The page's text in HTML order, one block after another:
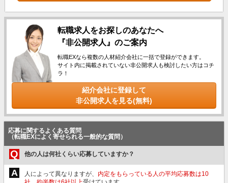
転職求人をお探しのあなたへ
『非公開求人』のご案内
転職EXなら複数の人材紹介会社に一括で登録ができます。
サイト内に掲載されていない非公開求人も検討したい方はコチ
ラ！
紹介会社に登録して
非公開求人を見る(無料)
応募に関するよくある質問
（転職EXによく寄せられる一般的な質問）
Q 他の人は何社くらい応募していますか？
A 人によって異なりますが、 内定をもらっている人の平均応募数は10